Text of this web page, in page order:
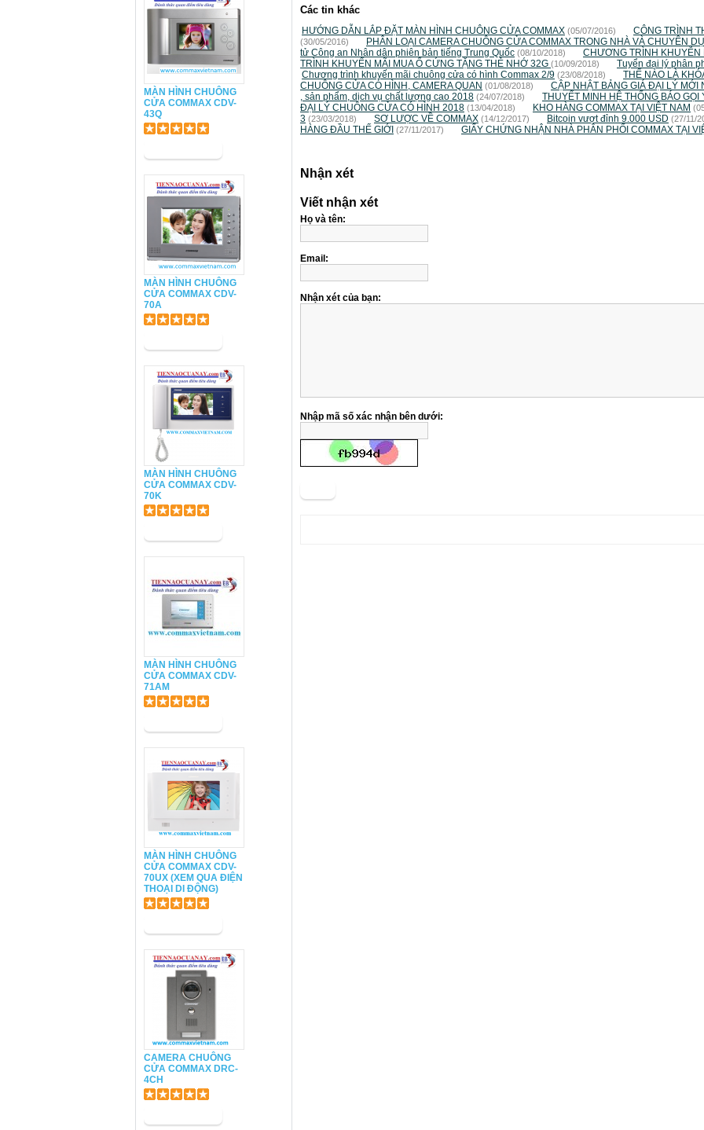
MÀN HÌNH CHUÔNG
CỬA COMMAX CDV-
43Q
MÀN HÌNH CHUÔNG
CỬA COMMAX CDV-
70A
MÀN HÌNH CHUÔNG
CỬA COMMAX CDV-
70K
MÀN HÌNH CHUÔNG
CỬA COMMAX CDV-
71AM
MÀN HÌNH CHUÔNG
CỬA COMMAX CDV-
70UX (XEM QUA ĐIỆN
THOẠI DI ĐỘNG)
CAMERA CHUÔNG
CỬA COMMAX DRC-
4CH
Các tin khác
HƯỚNG DẪN LẮP ĐẶT MÀN HÌNH CHUÔNG CỬA COMMAX (05/07/2016) CÔNG TRÌNH
(30/05/2016) PHÂN LOẠI CAMERA CHUÔNG CỬA COMMAX TRONG NHÀ VÀ CHUYÊN
tử Công an Nhân dân phiên bản tiếng Trung Quốc (08/10/2018) CHƯƠNG TRÌNH KHUYỄN
TRÌNH KHUYẾN MÃI MUA Ổ CỨNG TẶNG THẺ NHỚ 32G (10/09/2018) Tuyển đại lý phân
Chương trình khuyến mãi chuông cửa có hình Commax 2/9 (23/08/2018) THẾ NÀO LÀ
CHUÔNG CỬA CÓ HÌNH, CAMERA QUAN (01/08/2018) CẬP NHẬT BẢNG GIÁ ĐẠI LÝ MỚI
, sản phẩm, dịch vụ chất lượng cao 2018 (24/07/2018) THUYẾT MINH HỆ THỐNG BÁO GỌI
ĐẠI LÝ CHUÔNG CỬA CÓ HÌNH 2018 (13/04/2018) KHO HÀNG COMMAX TẠI VIỆT NAM
3 (23/03/2018) SƠ LƯỢC VỀ COMMAX (14/12/2017) Bitcoin vượt đỉnh 9.000 USD (27/11/
HÀNG ĐẦU THẾ GIỚI (27/11/2017) GIẤY CHỨNG NHẬN NHÀ PHÂN PHỐI COMMAX TẠI
Nhận xét
Viết nhận xét
Họ và tên:
Email:
Nhận xét của bạn:
Nhập mã số xác nhận bên dưới: